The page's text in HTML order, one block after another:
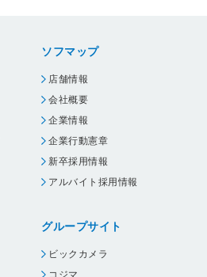
ソフマップ
店舗情報
会社概要
企業情報
企業行動憲章
新卒採用情報
アルバイト採用情報
グループサイト
ビックカメラ